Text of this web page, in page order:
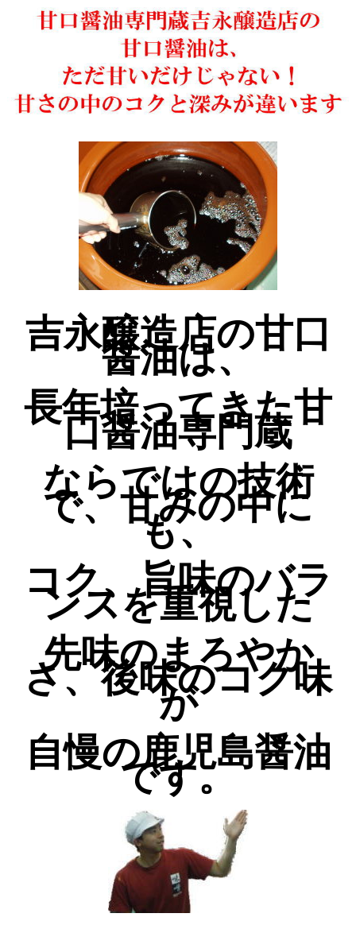
吉永醸造店の甘口
醤油は、
長年培ってきた甘
口醤油専門蔵
ならではの技術
で、甘みの中に
も、
コク、旨味のバラ
ンスを重視した
先味のまろやか
さ、後味のコク味
が
自慢の鹿児島醤油
です。